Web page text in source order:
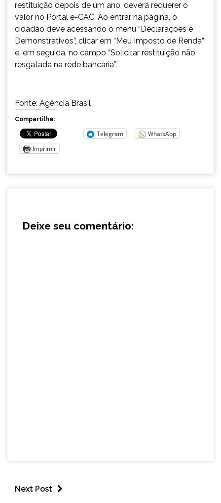
restituição depois de um ano, deverá requerer o
valor no Portal e-CAC. Ao entrar na página, o
cidadão deve acessando o menu “Declarações e
Demonstrativos”, clicar em “Meu Imposto de Renda”
e, em seguida, no campo “Solicitar restituição não
resgatada na rede bancária”.
Fonte: Agência Brasil
Compartilhe:
Telegram
WhatsApp
Imprimir
Deixe seu comentário:
Next Post